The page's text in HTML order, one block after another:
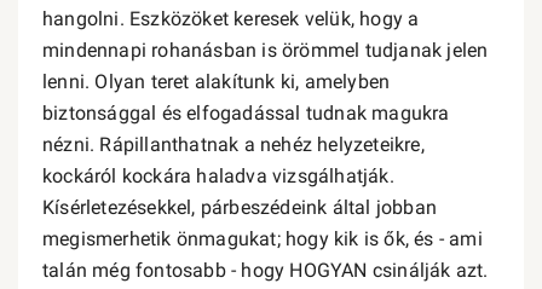
hangolni. Eszközöket keresek velük, hogy a
mindennapi rohanásban is örömmel tudjanak jelen
lenni. Olyan teret alakítunk ki, amelyben
biztonsággal és elfogadással tudnak magukra
nézni. Rápillanthatnak a nehéz helyzeteikre,
kockáról kockára haladva vizsgálhatják.
Kísérletezésekkel, párbeszédeink által jobban
megismerhetik önmagukat; hogy kik is ők, és - ami
talán még fontosabb - hogy HOGYAN csinálják azt.